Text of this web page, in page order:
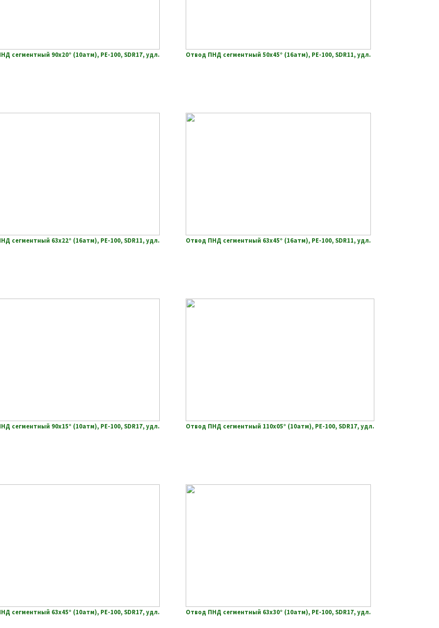
сегментный 90х20° (10атм), РЕ-100, SDR17, удл. Отвод ПНД сегментный 50х45° (16атм), РЕ-100, SDR11, удл.
сегментный 63х22° (16атм), РЕ-100, SDR11, удл. Отвод ПНД сегментный 63х45° (16атм), РЕ-100, SDR11, удл.
сегментный 90х15° (10атм), РЕ-100, SDR17, удл. Отвод ПНД сегментный 110х05° (10атм), РЕ-100, SDR17, удл.
сегментный 63х45° (10атм), РЕ-100, SDR17, удл. Отвод ПНД сегментный 63х30° (10атм), РЕ-100, SDR17, удл.